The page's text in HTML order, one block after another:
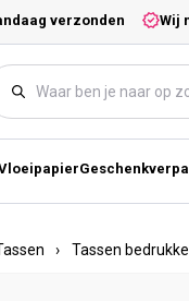
verzonden Wij
› Tassen